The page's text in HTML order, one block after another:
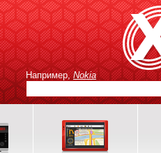
Например, Nokia